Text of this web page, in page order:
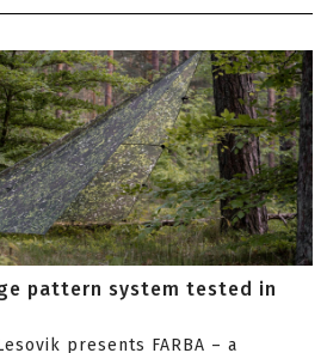
pattern system tested in
presents FARBA – a